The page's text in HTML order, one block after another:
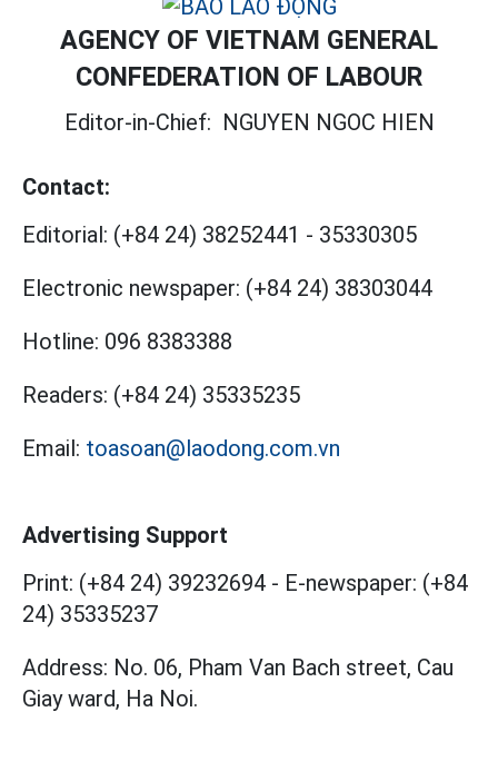
AGENCY OF VIETNAM GENERAL
CONFEDERATION OF LABOUR
Editor-in-Chief: NGUYEN NGOC HIEN
Contact:
Editorial: (+84 24) 38252441 - 35330305
Electronic newspaper: (+84 24) 38303044
Hotline: 096 8383388
Readers: (+84 24) 35335235
Email: toasoan@laodong.com.vn
Advertising Support
Print: (+84 24) 39232694 - E-newspaper: (+84
24) 35335237
Address: No. 06, Pham Van Bach street, Cau
Giay ward, Ha Noi.